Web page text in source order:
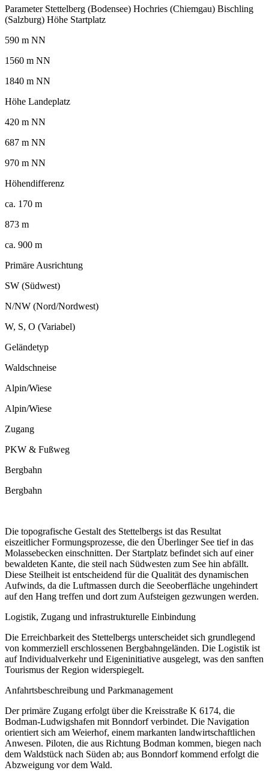
Parameter Stettelberg (Bodensee) Hochries (Chiemgau) Bischling
(Salzburg) Höhe Startplatz
590 m NN
1560 m NN
1840 m NN
Höhe Landeplatz
420 m NN
687 m NN
970 m NN
Höhendifferenz
ca. 170 m
873 m
ca. 900 m
Primäre Ausrichtung
SW (Südwest)
N/NW (Nord/Nordwest)
W, S, O (Variabel)
Geländetyp
Waldschneise
Alpin/Wiese
Alpin/Wiese
Zugang
PKW & Fußweg
Bergbahn
Bergbahn
Die topografische Gestalt des Stettelbergs ist das Resultat
eiszeitlicher Formungsprozesse, die den Überlinger See tief in das
Molassebecken einschnitten. Der Startplatz befindet sich auf einer
bewaldeten Kante, die steil nach Südwesten zum See hin abfällt.
Diese Steilheit ist entscheidend für die Qualität des dynamischen
Aufwinds, da die Luftmassen durch die Seeoberfläche ungehindert
auf den Hang treffen und dort zum Aufsteigen gezwungen werden.
Logistik, Zugang und infrastrukturelle Einbindung
Die Erreichbarkeit des Stettelbergs unterscheidet sich grundlegend
von kommerziell erschlossenen Bergbahngeländen. Die Logistik ist
auf Individualverkehr und Eigeninitiative ausgelegt, was den sanften
Tourismus der Region widerspiegelt.
Anfahrtsbeschreibung und Parkmanagement
Der primäre Zugang erfolgt über die Kreisstraße K 6174, die
Bodman-Ludwigshafen mit Bonndorf verbindet. Die Navigation
orientiert sich am Weierhof, einem markanten landwirtschaftlichen
Anwesen. Piloten, die aus Richtung Bodman kommen, biegen nach
dem Waldstück nach Süden ab; aus Bonndorf kommend erfolgt die
Abzweigung vor dem Wald.